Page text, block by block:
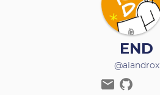
END
@aiandrox